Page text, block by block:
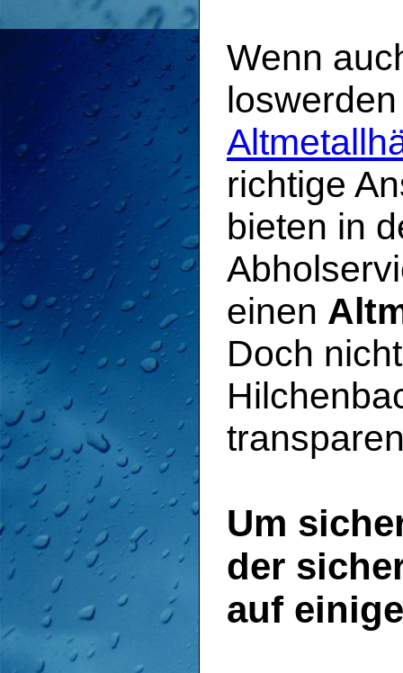
Wenn
richtige
bieten in
einen
Doch
Um
der
auf